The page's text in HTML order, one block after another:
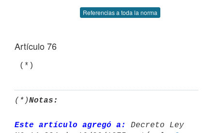
Referencias a toda la norma
Artículo 76
(*)Notas:
Este artículo agregó a:
Decreto Ley